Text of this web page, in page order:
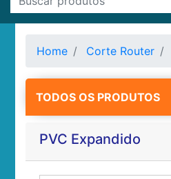
Home Corte Router
TODOS OS PRODUTOS
PVC Expandido